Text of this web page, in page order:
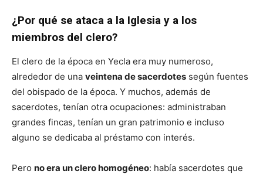
¿Por qué se ataca a la Iglesia y a los
miembros del clero?
El clero de la época en Yecla era muy numeroso,
alrededor de una veintena de sacerdotes según fuentes
del obispado de la época. Y muchos, además de
sacerdotes, tenían otra ocupaciones: administraban
grandes fincas, tenían un gran patrimonio e incluso
alguno se dedicaba al préstamo con interés.
Pero no era un clero homogéneo: había sacerdotes que